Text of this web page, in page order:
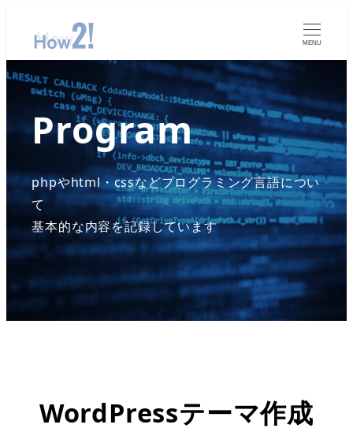
MENU
Program
phpやhtml・cssなどプログラミング言語につい
て
基本的な内容を記録しています
WordPressテーマ作成